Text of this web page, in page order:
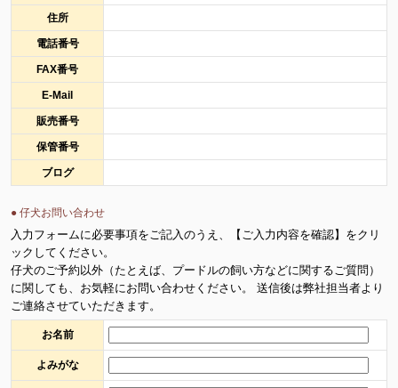
住所
電話番号
FAX番号
E-Mail
販売番号
保管番号
ブログ
● 仔犬お問い合わせ
入力フォームに必要事項をご記入のうえ、【ご入力内容を確認】をクリ
ックしてください。
仔犬のご予約以外（たとえば、プードルの飼い方などに関するご質問）
に関しても、お気軽にお問い合わせください。 送信後は弊社担当者より
ご連絡させていただきます。
お名前
よみがな